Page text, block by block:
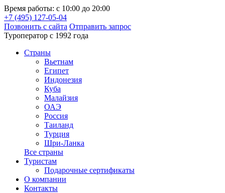
Время работы: с 10:00 до 20:00
+7 (495) 127-05-04
Позвонить с сайта Отправить запрос
Туроператор с 1992 года
Cтраны
Вьетнам
Египет
Индонезия
Куба
Малайзия
ОАЭ
Россия
Таиланд
Турция
Шри-Ланка
Все страны
Туристам
Подарочные сертификаты
О компании
Контакты